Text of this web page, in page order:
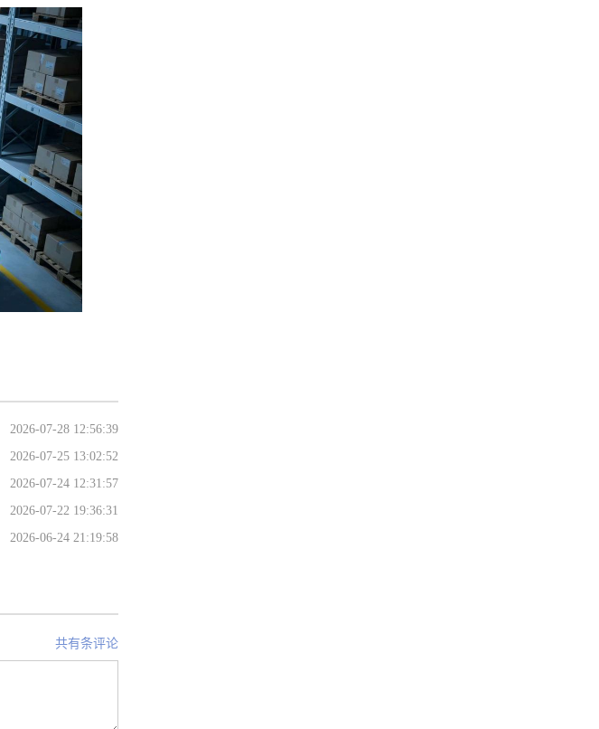
2026-07-28 12:56:39
2026-07-25 13:02:52
2026-07-24 12:31:57
2026-07-22 19:36:31
2026-06-24 21:19:58
共有条评论